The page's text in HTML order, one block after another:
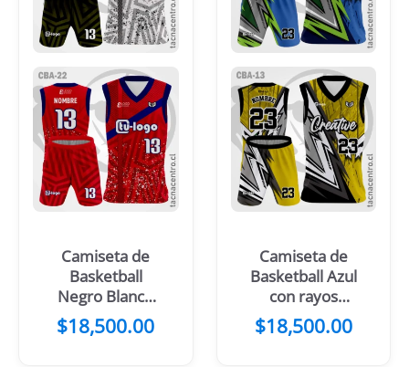
Camiseta de
Basketball
Negro Blanco
mangas
Amarillas
$18,500.00
Camiseta de
Basketball Azul
con rayos
verdes
$18,500.00